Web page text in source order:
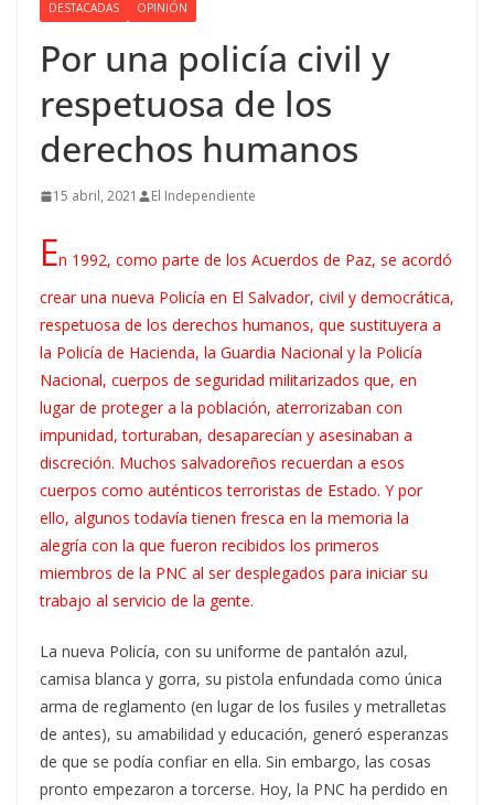
DESTACADAS OPINIÓN
Por una policía civil y
respetuosa de los
derechos humanos
15 abril, 2021 El Independiente
En 1992, como parte de los Acuerdos de Paz, se acordó
crear una nueva Policía en El Salvador, civil y democrática,
respetuosa de los derechos humanos, que sustituyera a
la Policía de Hacienda, la Guardia Nacional y la Policía
Nacional, cuerpos de seguridad militarizados que, en
lugar de proteger a la población, aterrorizaban con
impunidad, torturaban, desaparecían y asesinaban a
discreción. Muchos salvadoreños recuerdan a esos
cuerpos como auténticos terroristas de Estado. Y por
ello, algunos todavía tienen fresca en la memoria la
alegría con la que fueron recibidos los primeros
miembros de la PNC al ser desplegados para iniciar su
trabajo al servicio de la gente.
La nueva Policía, con su uniforme de pantalón azul,
camisa blanca y gorra, su pistola enfundada como única
arma de reglamento (en lugar de los fusiles y metralletas
de antes), su amabilidad y educación, generó esperanzas
de que se podía confiar en ella. Sin embargo, las cosas
pronto empezaron a torcerse. Hoy, la PNC ha perdido en